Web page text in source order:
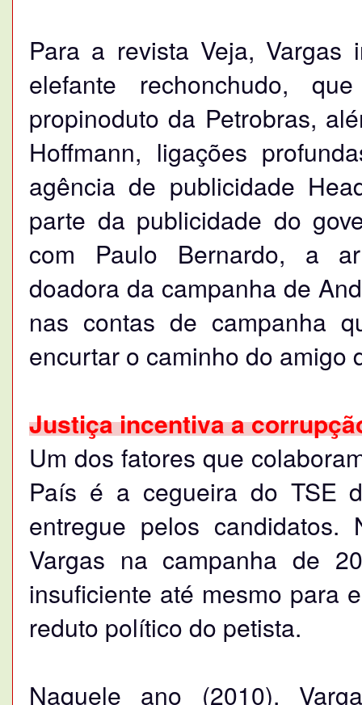
Para a revista Veja,
elefante rechonchudo,
propinoduto da Petrobras,
Hoffmann, ligações
agência de publicidade
parte da publicidade do
com Paulo Bernardo, a
doadora da campanha de
nas contas de campanha
encurtar o caminho do amigo
Justiça incentiva a
Um dos fatores que
País é a cegueira do TSE
entregue pelos
Vargas na campanha de
insuficiente até mesmo para
reduto político do petista.
Naquele ano (2010),